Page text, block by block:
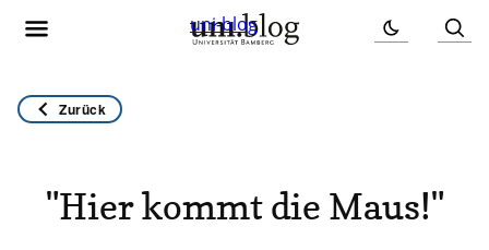
uni-blog
Zurück
"Hier kommt die Maus!"